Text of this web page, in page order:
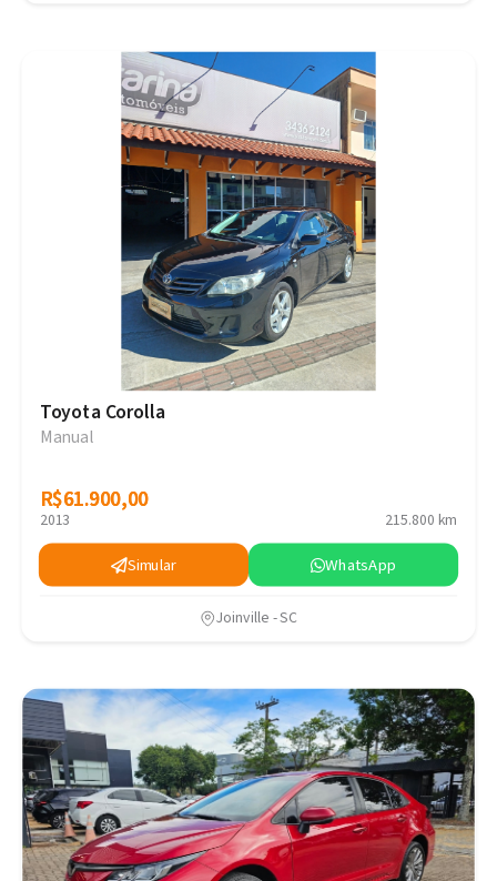
Toyota Corolla
Manual
R$61.900,00
R$61.900,00
2013 215.800 km
Simular WhatsApp
Joinville - SC